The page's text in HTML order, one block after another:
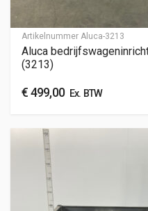
Artikelnummer Aluca-3213
Aluca
(3213)
€499,00Ex. BTW